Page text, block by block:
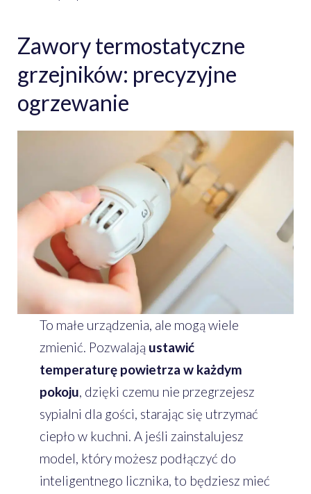
Zawory termostatyczne
grzejników: precyzyjne
ogrzewanie
To małe urządzenia, ale mogą wiele
zmienić. Pozwalają ustawić
temperaturę powietrza w każdym
pokoju, dzięki czemu nie przegrzejesz
sypialni dla gości, starając się utrzymać
ciepło w kuchni. A jeśli zainstalujesz
model, który możesz podłączyć do
inteligentnego licznika, to będziesz mieć